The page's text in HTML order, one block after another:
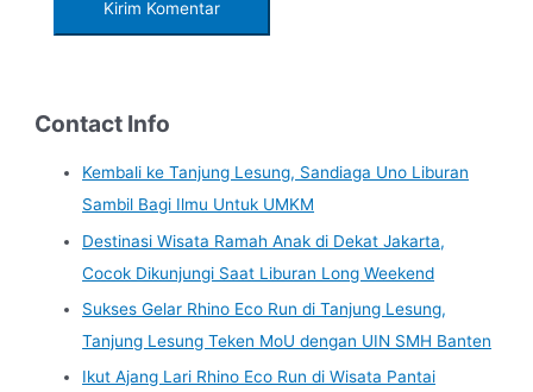
Contact Info
Kembali ke Tanjung Lesung, Sandiaga Uno Liburan
Sambil Bagi Ilmu Untuk UMKM
Destinasi Wisata Ramah Anak di Dekat Jakarta,
Cocok Dikunjungi Saat Liburan Long Weekend
Sukses Gelar Rhino Eco Run di Tanjung Lesung,
Tanjung Lesung Teken MoU dengan UIN SMH Banten
Ikut Ajang Lari Rhino Eco Run di Wisata Pantai